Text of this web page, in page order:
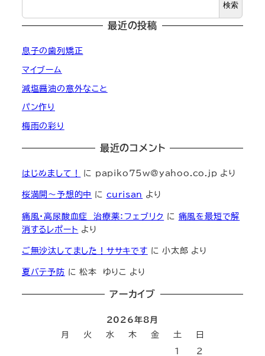
検索
最近の投稿
息子の歯列矯正
マイブーム
減塩醤油の意外なこと
パン作り
梅雨の彩り
最近のコメント
はじめまして！ に papiko75w@yahoo.co.jp より
桜満開～予想的中 に curisan より
痛風・高尿酸血症 治療薬：フェブリク に 痛風を最短で解
消するレポート より
ご無沙汰してました！ササキです に小太郎 より
夏バテ予防 に松本 ゆりこ より
アーカイブ
2026年8月
月
火 水 木 金 土
日
1
2